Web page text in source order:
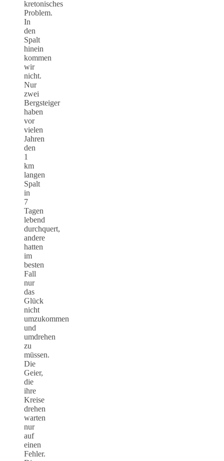
kretonisches
Problem.
In
den
Spalt
hinein
kommen
wir
nicht.
Nur
zwei
Bergsteiger
haben
vor
vielen
Jahren
den
1
km
langen
Spalt
in
7
Tagen
lebend
durchquert,
andere
hatten
im
besten
Fall
nur
das
Glück
nicht
umzukommen
und
umdrehen
zu
müssen.
Die
Geier,
die
ihre
Kreise
drehen
warten
nur
auf
einen
Fehler.